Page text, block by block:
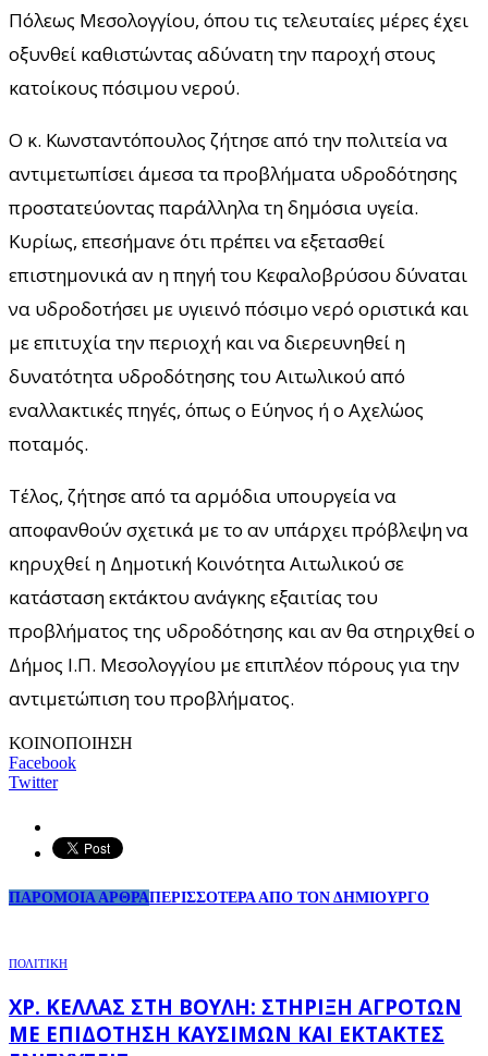
Πόλεως Μεσολογγίου, όπου τις τελευταίες μέρες έχει
οξυνθεί καθιστώντας αδύνατη την παροχή στους
κατοίκους πόσιμου νερού.
Ο κ. Κωνσταντόπουλος ζήτησε από την πολιτεία να
αντιμετωπίσει άμεσα τα προβλήματα υδροδότησης
προστατεύοντας παράλληλα τη δημόσια υγεία.
Κυρίως, επεσήμανε ότι πρέπει να εξετασθεί
επιστημονικά αν η πηγή του Κεφαλοβρύσου δύναται
να υδροδοτήσει με υγιεινό πόσιμο νερό οριστικά και
με επιτυχία την περιοχή και να διερευνηθεί η
δυνατότητα υδροδότησης του Αιτωλικού από
εναλλακτικές πηγές, όπως ο Εύηνος ή ο Αχελώος
ποταμός.
Τέλος, ζήτησε από τα αρμόδια υπουργεία να
αποφανθούν σχετικά με το αν υπάρχει πρόβλεψη να
κηρυχθεί η Δημοτική Κοινότητα Αιτωλικού σε
κατάσταση εκτάκτου ανάγκης εξαιτίας του
προβλήματος της υδροδότησης και αν θα στηριχθεί ο
Δήμος Ι.Π. Μεσολογγίου με επιπλέον πόρους για την
αντιμετώπιση του προβλήματος.
ΚΟΙΝΟΠΟΙΗΣΗ
Facebook
Twitter
ΠΑΡΟΜΟΙΑ ΑΡΘΡΑΠΕΡΙΣΣΟΤΕΡΑ ΑΠΟ ΤΟΝ ΔΗΜΙΟΥΡΓΟ
ΠΟΛΙΤΙΚΗ
ΧΡ. ΚΈΛΛΑΣ ΣΤΗ ΒΟΥΛΉ: ΣΤΉΡΙΞΗ ΑΓΡΟΤΏΝ
ΜΕ ΕΠΙΔΌΤΗΣΗ ΚΑΥΣΊΜΩΝ ΚΑΙ ΈΚΤΑΚΤΕΣ